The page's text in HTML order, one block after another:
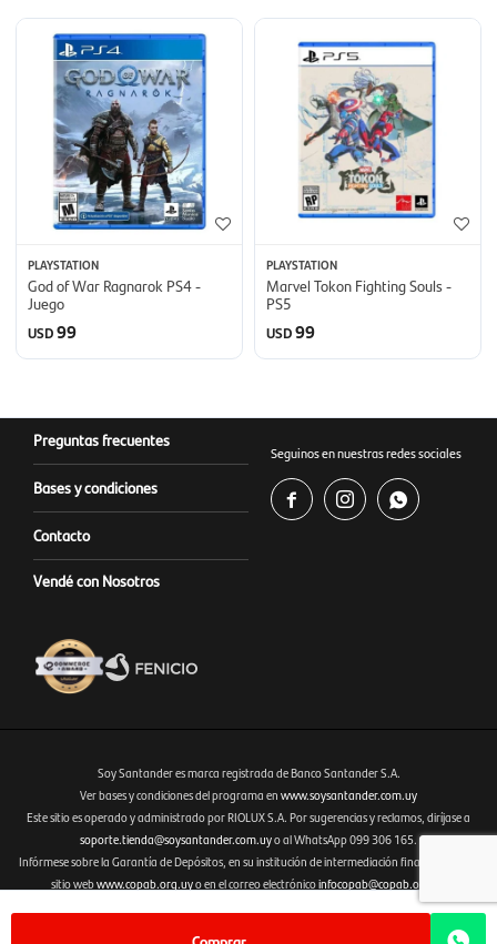
PLAYSTATION
God of War Ragnarok PS4 -
Juego
USD99
PLAYSTATION
Marvel Tokon Fighting Souls -
PS5
USD99
Preguntas frecuentes
Bases y condiciones
Contacto
Vendé con Nosotros
Seguinos en nuestras redes sociales
  
Fenicio eCommerce Uruguay
Soy Santander es marca registrada de Banco Santander S.A.
Ver bases y condiciones del programa en www.soysantander.com.uy
Este sitio es operado y administrado por RIOLUX S.A. Por sugerencias y reclamos, diríjase a
soporte.tienda@soysantander.com.uyo al WhatsApp 099 306 165.
Infórmese sobre la Garantía de Depósitos, en su institución de intermediación financiera, en el
sitio webwww.copab.org.uyo en el correo electrónicoinfocopab@copab.org.uy